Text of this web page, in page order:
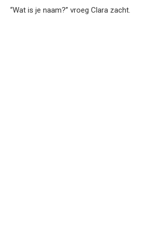
“Wat is je naam?” vroeg Clara zacht.